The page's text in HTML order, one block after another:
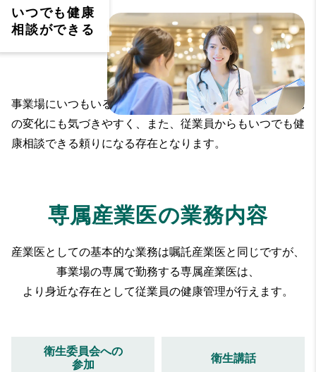
いつでも健康
相談ができる
事業場にいつもいる存在の専属産業医なら、従業員の状況
の変化にも気づきやすく、また、従業員からもいつでも健
康相談できる頼りになる存在となります。
専属産業医の業務内容
産業医としての基本的な業務は嘱託産業医と同じですが、
事業場の専属で勤務する専属産業医は、
より身近な存在として従業員の健康管理が行えます。
衛生委員会への
参加
衛生講話